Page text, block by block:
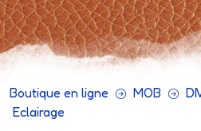
Boutique en ligne MOB
Eclairage